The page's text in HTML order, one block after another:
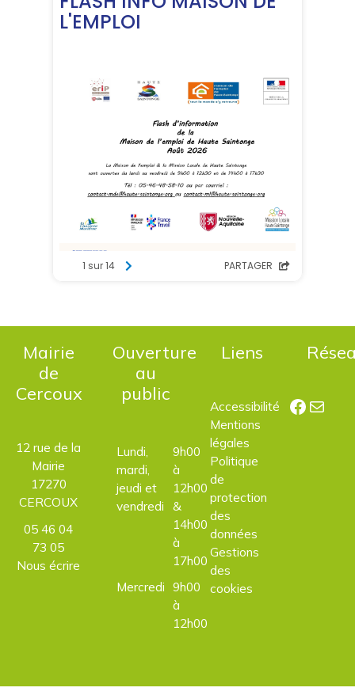
Mairie
de
Cercoux
12 rue de la
Mairie
17270
CERCOUX
05 46 04
73 05
Nous écrire
Ouverture
au
public
Lundi,
mardi,
jeudi et
vendredi
9h00
à
12h00
&
14h00
à
17h00
Mercredi 9h00
à
12h00
Liens
Accessibilité
Mentions
légales
Politique
de
protection
des
données
Gestions
des
cookies
E-mail